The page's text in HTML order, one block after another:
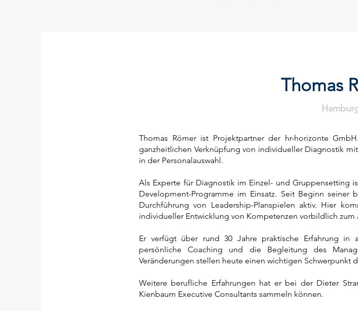
Thomas
Thomas Römer ist Projektpartner der hr-horizonte
ganzheitlichen Verknüpfung von individueller Diagnostik
in der Personalauswahl.
Als Experte für Diagnostik im Einzel- und Gruppensetting
Development-Programme im Einsatz. Seit Beginn
Durchführung von Leadership-Planspielen aktiv. Hier
individueller Entwicklung von Kompetenzen vorbildlich zum
Er verfügt über rund 30 Jahre praktische Erfahrung in
persönliche Coaching und die Begleitung des
Veränderungen stellen heute einen wichtigen Schwerpunkt
Weitere berufliche Erfahrungen hat er bei der Dieter
Kienbaum Executive Consultants sammeln können.